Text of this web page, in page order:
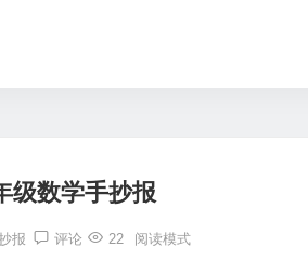
级数学手抄报
报 评论 22 阅读模式